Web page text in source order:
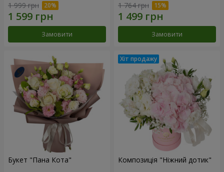
1 999 грн
Замовити
1 764 грн
Замовити
Букет "Пана Кота" Композиція "Ніжний дотик"